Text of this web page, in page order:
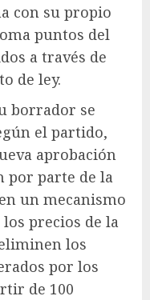
con su propio
puntos del
a través de
de ley.
borrador se
el partido,
aprobación
por parte de la
un mecanismo
precios de la
los
por los
de 100